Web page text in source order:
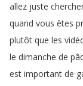
allez juste
quand vous êtes
plutôt que les
le dimanche de
est important de